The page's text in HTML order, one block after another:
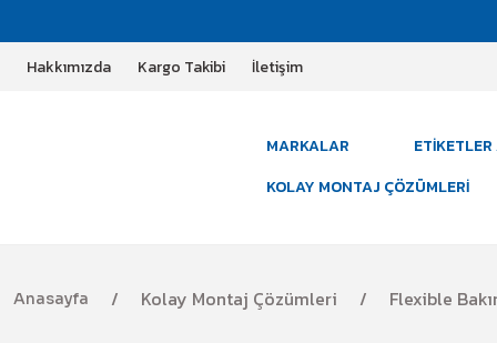
Hakkımızda Kargo Takibi İletişim
MARKALAR
KOLAY MONTAJ ÇÖZÜMLERI
Anasayfa Kolay Montaj Çözümleri Flexible